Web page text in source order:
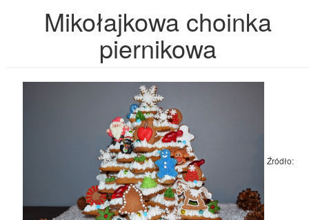
Mikołajkowa choinka
piernikowa
Źródło: